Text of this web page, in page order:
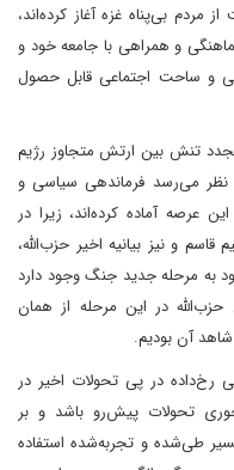
بی‌پناه غزه آغاز کرده‌اند،
و همراهی با جامعه خود و
و ساحت اجتماعی قابل حصول
تنش بین ارتش متجاوز رژیم
نظر می‌رسد فرماندهی سیاسی و
عرصه آماده کرده‌اند، زیرا در
و نیز بیانیه اخیر حزب‌الله،
به مرحله جدید جنگ وجود دارد
در این مرحله از همان
آن بودیم.
رخ‌داده در پی تحولات اخیر در
تحولات پیش‌رو باشد و بر
طی‌شده و تجربه‌شده استفاده